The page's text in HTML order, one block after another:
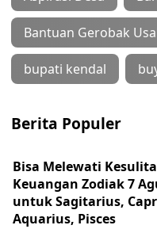
Bantuan Gerobak
bupati kendal
Berita Populer
Bisa Melewati
Keuangan Zodiak 7
untuk Sagitarius,
Aquarius, Pisces